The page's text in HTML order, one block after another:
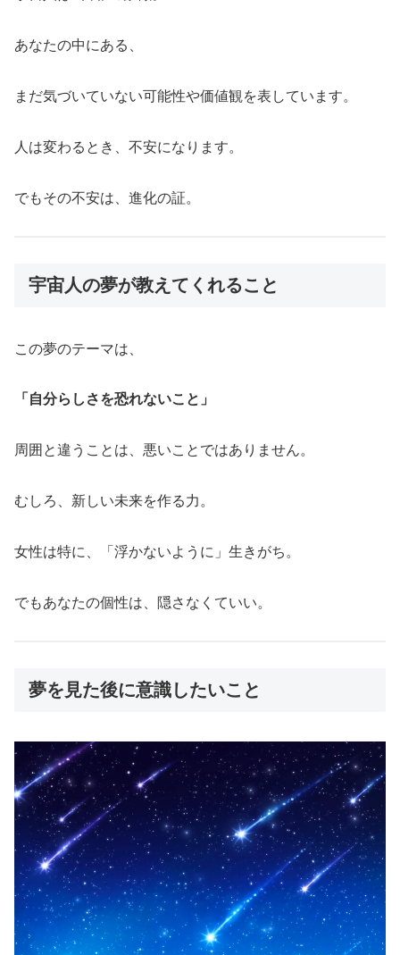
あなたの中にある、
まだ気づいていない可能性や価値観を表しています。
人は変わるとき、不安になります。
でもその不安は、進化の証。
宇宙人の夢が教えてくれること
この夢のテーマは、
「自分らしさを恐れないこと」
周囲と違うことは、悪いことではありません。
むしろ、新しい未来を作る力。
女性は特に、「浮かないように」生きがち。
でもあなたの個性は、隠さなくていい。
夢を見た後に意識したいこと